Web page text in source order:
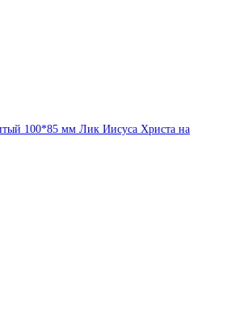
100*85 мм Лик Иисуса Христа на